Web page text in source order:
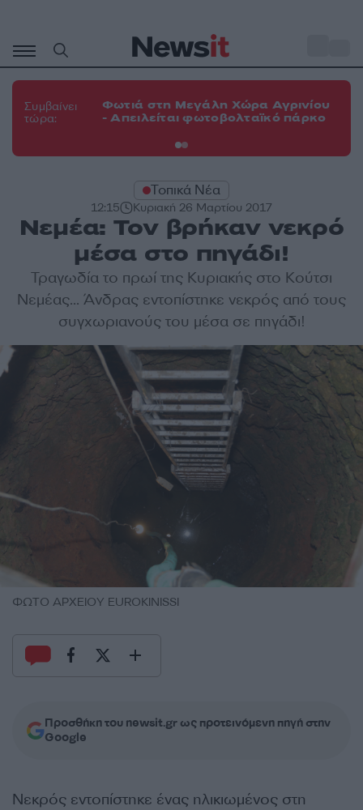
περιεχόμενο
Συμβαίνει
τώρα:
Φωτιά στη Μεγάλη Χώρα Αγρινίου
- Απειλείται φωτοβολταϊκό πάρκο
Τοπικά Νέα
12:15 Κυριακή 26 Μαρτίου 2017
Νεμέα: Τον βρήκαν νεκρό
μέσα στο πηγάδι!
Τραγωδία το πρωί της Κυριακής στο Κούτσι
Νεμέας... Άνδρας εντοπίστηκε νεκρός από τους
συγχωριανούς του μέσα σε πηγάδι!
ΦΩΤΟ ΑΡΧΕΙΟΥ EUROKINISSI
Προσθήκη του newsit.gr ως προτεινόμενη πηγή στην
Google
Νεκρός εντοπίστηκε ένας ηλικιωμένος στη